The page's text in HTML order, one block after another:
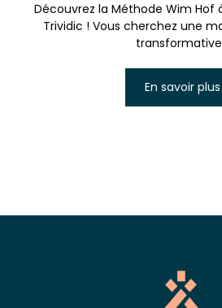
Découvrez la Méthode Wim Hof
Trividic ! Vous cherchez une
En savoir plus